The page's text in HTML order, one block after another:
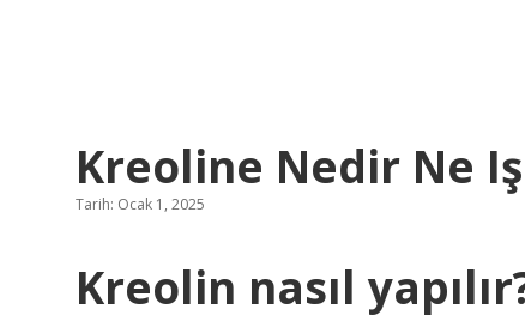
Kreoline Nedir Ne
Tarih: Ocak 1, 2025
Kreolin nasıl